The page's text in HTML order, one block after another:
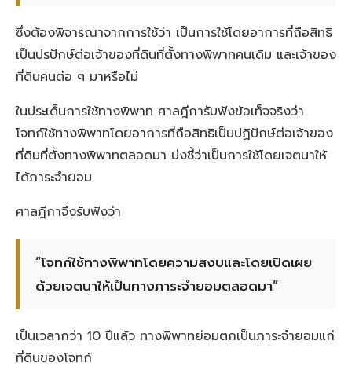
ซึ่งต้องพิจารณาจากการใช้ว่า เป็นการใช้โดยอาการที่ถือสิทธิ
เป็นปรปักษ์ต่อเจ้าของที่ดินที่ตั้งทางพิพาทคนเดิม และเจ้าของ
ที่ดินคนต่อ ๆ มาหรือไม่
ในประเด็นการใช้ทางพิพาท ศาลฎีการับฟังข้อเท็จจริงว่า
โจทก์ใช้ทางพิพาทโดยอาการที่ถือสิทธิเป็นปฏิปักษ์ต่อเจ้าของ
ที่ดินที่ตั้งทางพิพาทตลอดมา บ่งชี้ว่าเป็นการใช้โดยเจตนาให้
ได้ภาระจำยอม
ศาลฎีกาจึงรับฟังว่า
“โจทก์ใช้ทางพิพาทโดยความสงบและโดยเปิดเผย
ด้วยเจตนาให้เป็นทางภาระจำยอมตลอดมา”
เป็นเวลากว่า 10 ปีแล้ว ทางพิพาทย่อมตกเป็นภาระจำยอมแก่
ที่ดินของโจทก์